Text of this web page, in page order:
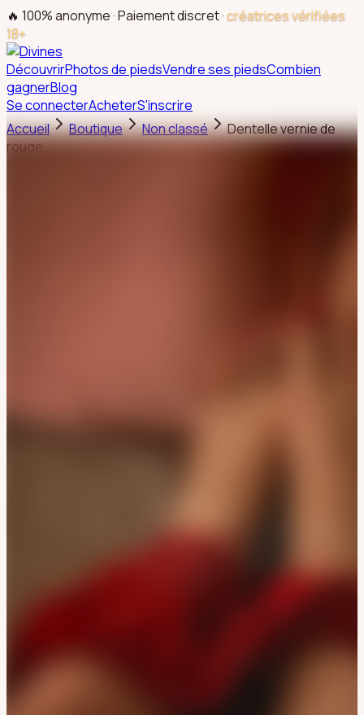
🔥 100% anonyme · Paiement discret ·créatrices vérifiées
18+
DécouvrirPhotos de piedsVendre ses piedsCombien
gagnerBlog
Se connecterAcheterS'inscrire
Accueil
Boutique Non classé
Dentelle vernie de
rouge